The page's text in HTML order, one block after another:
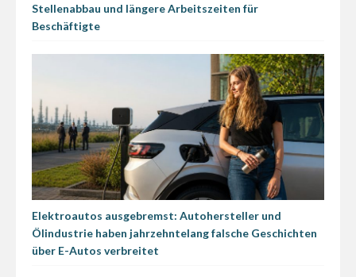
Stellenabbau und längere Arbeitszeiten für
Beschäftigte
Elektroautos ausgebremst: Autohersteller und
Ölindustrie haben jahrzehntelang falsche Geschichten
über E-Autos verbreitet